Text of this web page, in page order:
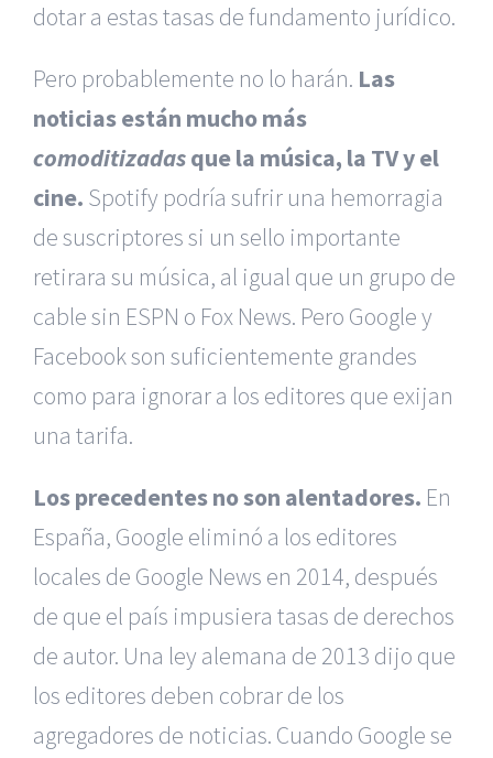
dotar a estas tasas de fundamento jurídico.
Pero probablemente no lo harán. Las
noticias están mucho más
comoditizadasque la música, la TV y el
cine. Spotify podría sufrir una hemorragia
de suscriptores si un sello importante
retirara su música, al igual que un grupo de
cable sin ESPN o Fox News. Pero Google y
Facebook son suficientemente grandes
como para ignorar a los editores que exijan
una tarifa.
Los precedentes no son alentadores. En
España, Google eliminó a los editores
locales de Google News en 2014, después
de que el país impusiera tasas de derechos
de autor. Una ley alemana de 2013 dijo que
los editores deben cobrar de los
agregadores de noticias. Cuando Google se